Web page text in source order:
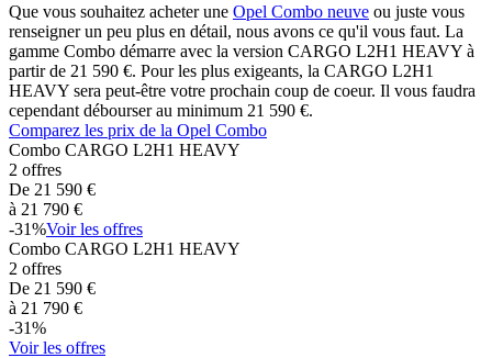
Que vous souhaitez acheter une Opel Combo neuve ou juste vous
renseigner un peu plus en détail, nous avons ce qu'il vous faut. La
gamme Combo démarre avec la version CARGO L2H1 HEAVY à
partir de 21 590 €. Pour les plus exigeants, la CARGO L2H1
HEAVY sera peut-être votre prochain coup de coeur. Il vous faudra
cependant débourser au minimum 21 590 €.
Comparez les prix de la Opel Combo
Combo CARGO L2H1 HEAVY
2 offres
De 21 590 €
à 21 790 €
-31%Voir les offres
Combo CARGO L2H1 HEAVY
2 offres
De 21 590 €
à 21 790 €
-31%
Voir les offres